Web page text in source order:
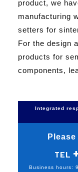
product, we
manufacturing
setters for
For the design
products for
components,
Integrated
TEL
Business hours: